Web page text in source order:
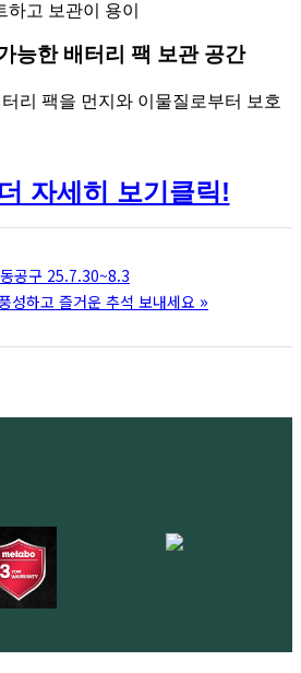
하고 보관이 용이
능한 배터리 팩 보관 공간
리 팩을 먼지와 이물질로부터 보호
자세히 보기클릭!
공구 25.7.30~8.3
성하고 즐거운 추석 보내세요 »